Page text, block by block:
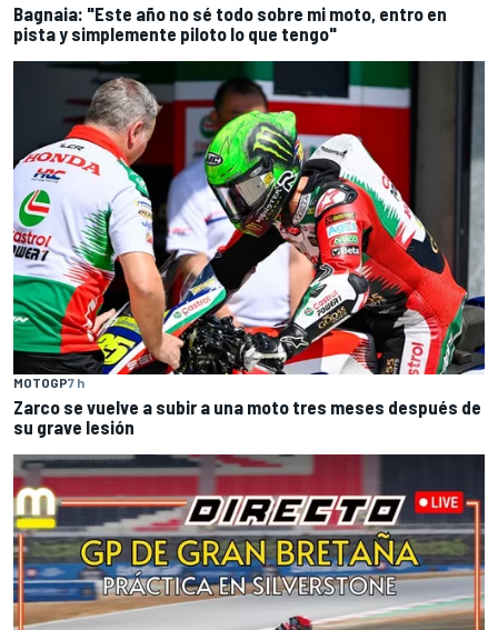
Bagnaia: "Este año no sé todo sobre mi moto, entro en
pista y simplemente piloto lo que tengo"
MOTOGP7 h
Zarco se vuelve a subir a una moto tres meses después de
su grave lesión